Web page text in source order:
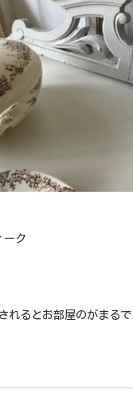
ク
れるとお部屋のがまる